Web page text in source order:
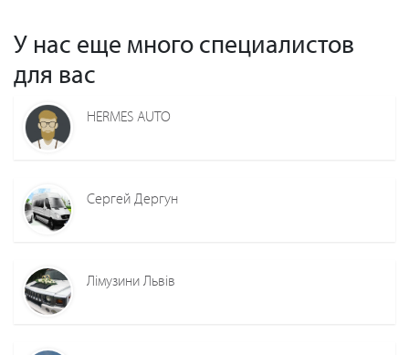
У нас еще много специалистов
для вас
HERMES AUTO
Сергей Дергун
Лімузини Львів